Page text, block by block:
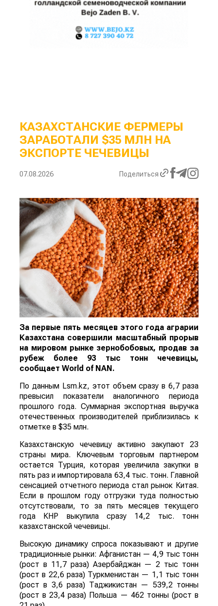
КАЗАХСТАНСКИЕ ФЕРМЕРЫ
ЗАРАБОТАЛИ $35 МЛН НА
ЭКСПОРТЕ ЧЕЧЕВИЦЫ
07.08.2026 Поделиться
За первые пять месяцев этого года аграрии
Казахстана совершили масштабный прорыв
на мировом рынке зернобобовых, продав за
рубеж более 93 тыс тонн чечевицы,
сообщает World of NAN.
По данным Lsm.kz, этот объем сразу в 6,7 раза
превысил показатели аналогичного периода
прошлого года. Суммарная экспортная выручка
отечественных производителей приблизилась к
отметке в $35 млн.
Казахстанскую чечевицу активно закупают 23
страны мира. Ключевым торговым партнером
остается Турция, которая увеличила закупки в
пять раз и импортировала 63,4 тыс. тонн. Главной
сенсацией отчетного периода стал рынок Китая.
Если в прошлом году отгрузки туда полностью
отсутствовали, то за пять месяцев текущего
года КНР выкупила сразу 14,2 тыс. тонн
казахстанской чечевицы.
Высокую динамику спроса показывают и другие
традиционные рынки: Афганистан — 4,9 тыс тонн
(рост в 11,7 раза) Азербайджан — 2 тыс тонн
(рост в 22,6 раза) Туркменистан — 1,1 тыс тонн
(рост в 3,6 раза) Таджикистан — 539,2 тонны
(рост в 23,4 раза) Польша — 462 тонны (рост в